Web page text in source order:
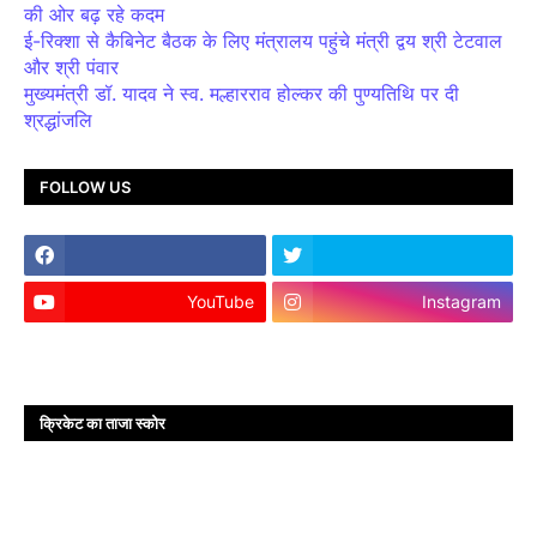
की ओर बढ़ रहे कदम
ई-रिक्शा से कैबिनेट बैठक के लिए मंत्रालय पहुंचे मंत्री द्वय श्री टेटवाल
और श्री पंवार
मुख्यमंत्री डॉ. यादव ने स्व. मल्हारराव होल्कर की पुण्यतिथि पर दी
श्रद्धांजलि
FOLLOW US
YouTube Instagram
क्रिकेट का ताजा स्कोर